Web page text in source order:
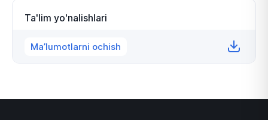
Ta'lim yo'nalishlari
Ma’lumotlarni ochish